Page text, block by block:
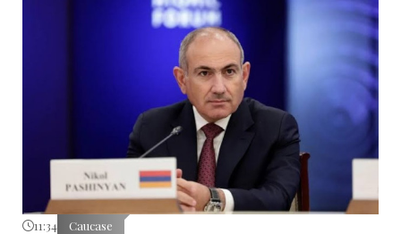
11:34 Caucase